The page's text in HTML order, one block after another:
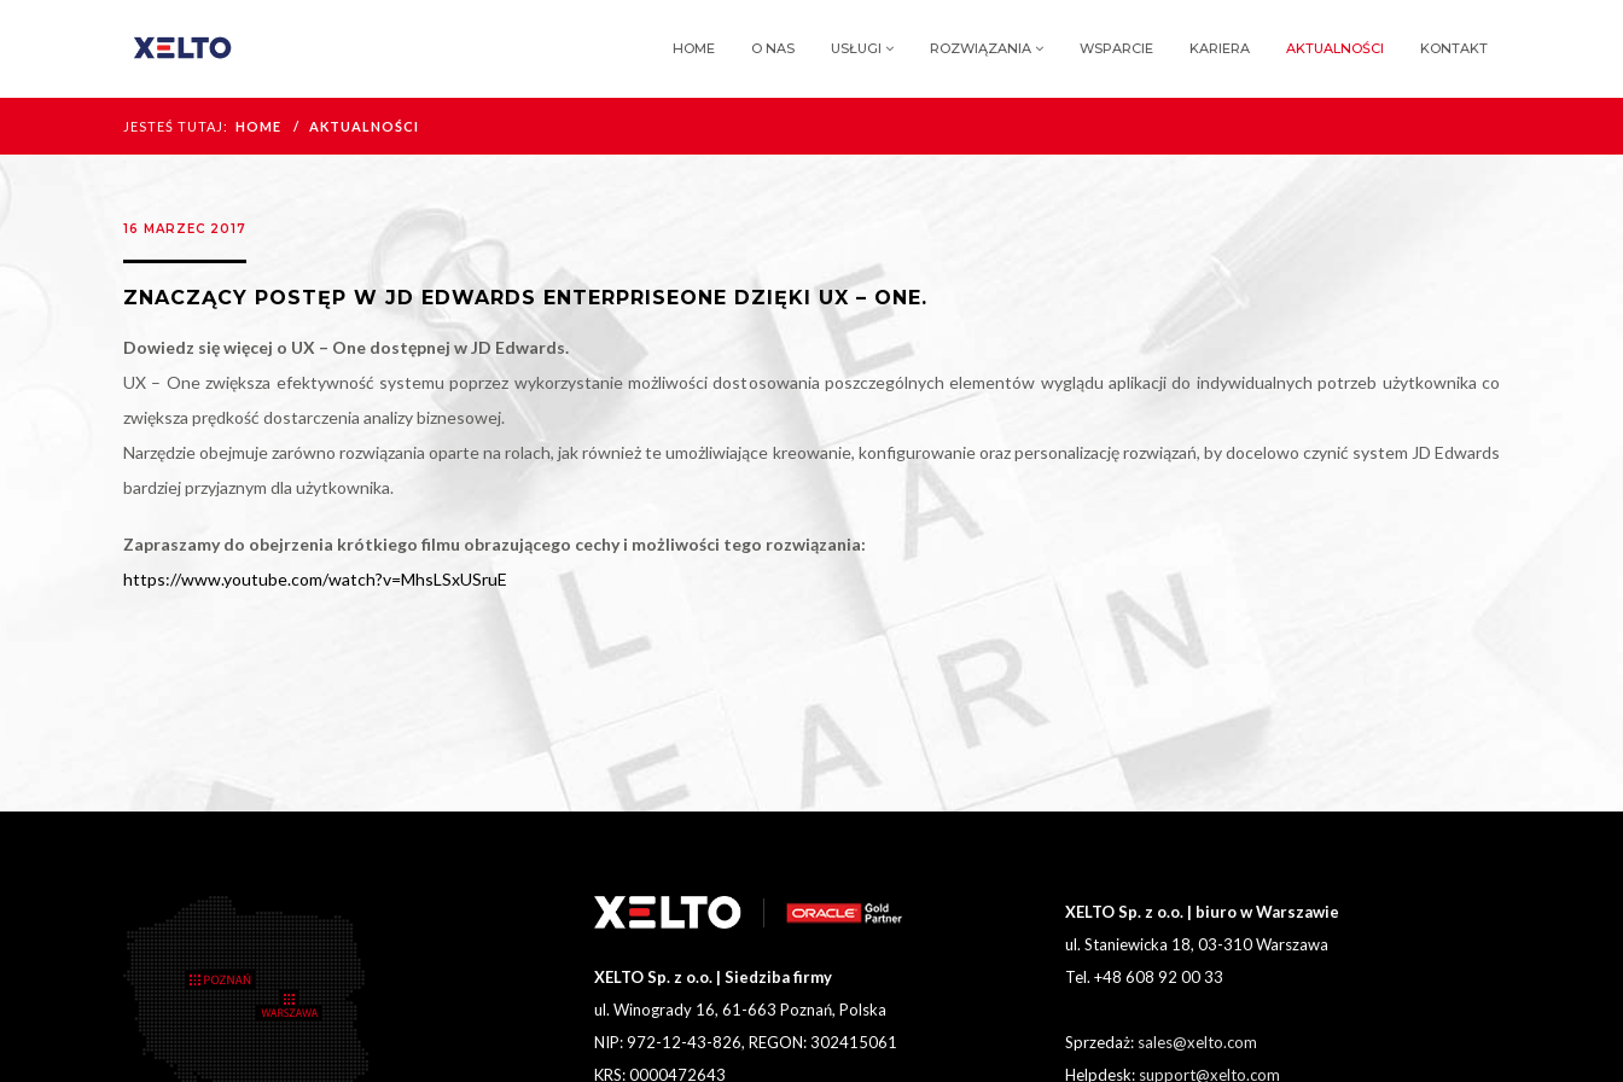
HOME O NAS USŁUGI ROZWIĄZANIA WSPARCIE KARIERA AKTUALNOŚCI KONTAKT
JESTEŚ TUTAJ: HOME AKTUALNOŚCI
16 MARZEC 2017
ZNACZĄCY POSTĘP W JD EDWARDS ENTERPRISEONE DZIĘKI UX – ONE.
Dowiedz się więcej o UX – One dostępnej w JD Edwards.
UX – One zwiększa efektywność systemu poprzez wykorzystanie możliwości dostosowania poszczególnych elementów wyglądu aplikacji do indywidualnych potrzeb użytkownika co
zwiększa prędkość dostarczenia analizy biznesowej.
Narzędzie obejmuje zarówno rozwiązania oparte na rolach, jak również te umożliwiające kreowanie, konfigurowanie oraz personalizację rozwiązań, by docelowo czynić system JD Edwards
bardziej przyjaznym dla użytkownika.
Zapraszamy do obejrzenia krótkiego filmu obrazującego cechy i możliwości tego rozwiązania:
https://www.youtube.com/watch?v=MhsLSxUSruE
XELTO Sp. z o.o. | Siedziba firmy
ul. Winogrady 16, 61-663 Poznań, Polska
NIP: 972-12-43-826, REGON: 302415061
KRS: 0000472643
XELTO Sp. z o.o. | biuro w Warszawie
ul. Staniewicka 18, 03-310 Warszawa
Tel. +48 608 92 00 33
Sprzedaż: sales@xelto.com
Helpdesk: support@xelto.com